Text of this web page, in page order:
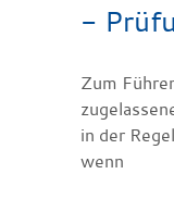
-
Zum
in der
wenn